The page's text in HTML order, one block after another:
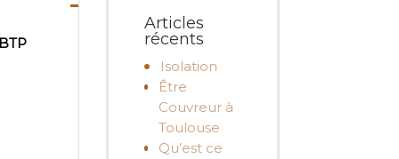
Articles
récents
Isolation
Être
Couvreur à
Toulouse
Qu’est ce